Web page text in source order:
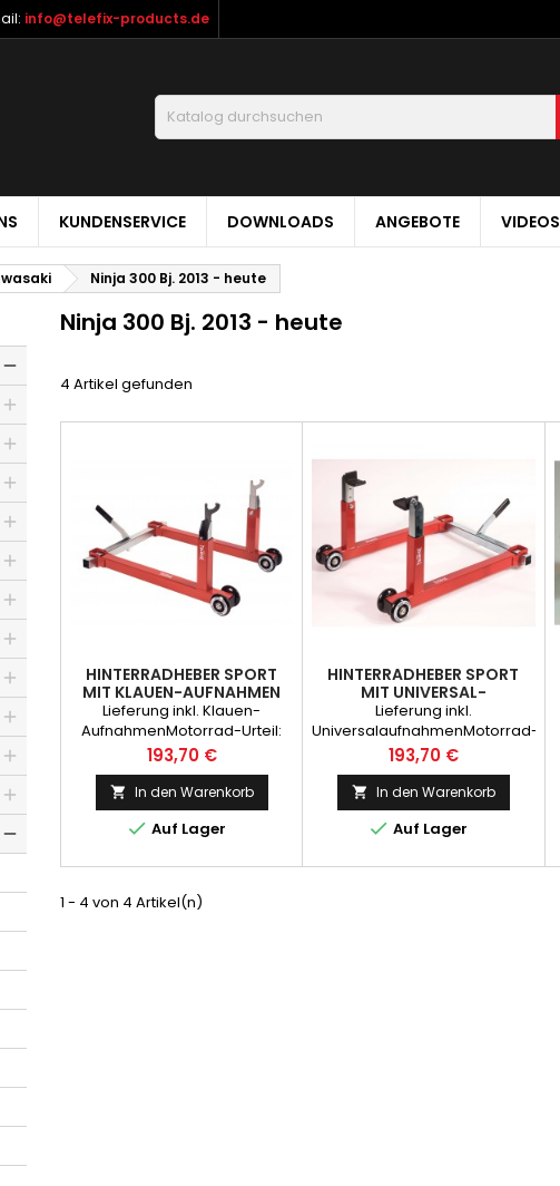
info@telefix-products.de
KUNDENSERVICE DOWNLOADS ANGEBOTE VIDEOS
Ninja 300 Bj. 2013 - heute
Ninja 300 Bj. 2013 - heute
4 Artikel gefunden
HINTERRADHEBER SPORT
MIT KLAUEN-AUFNAHMEN
Lieferung inkl. Klauen-
AufnahmenMotorrad-Urteil:
sehr gut2Räder-Urteil: sehr
gutMotorradfahrer
Empfehlung
Preis
193,70 €
 In den Warenkorb
 Auf Lager
HINTERRADHEBER SPORT
MIT UNIVERSAL-
AUFNAHMEN
Lieferung inkl.
UniversalaufnahmenMotorrad-
Urteil: sehr gut2Räder-Urteil:
Sehr gutMotorradfahrer:
Empfehlung
Preis
193,70 €
 In den Warenkorb
 Auf Lager
1 - 4 von 4 Artikel(n)